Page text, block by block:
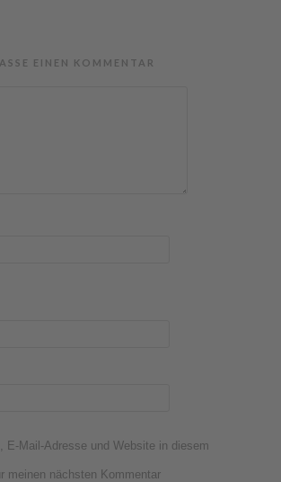
EINEN KOMMENTAR
E-Mail-Adresse und Website in diesem
meinen nächsten Kommentar